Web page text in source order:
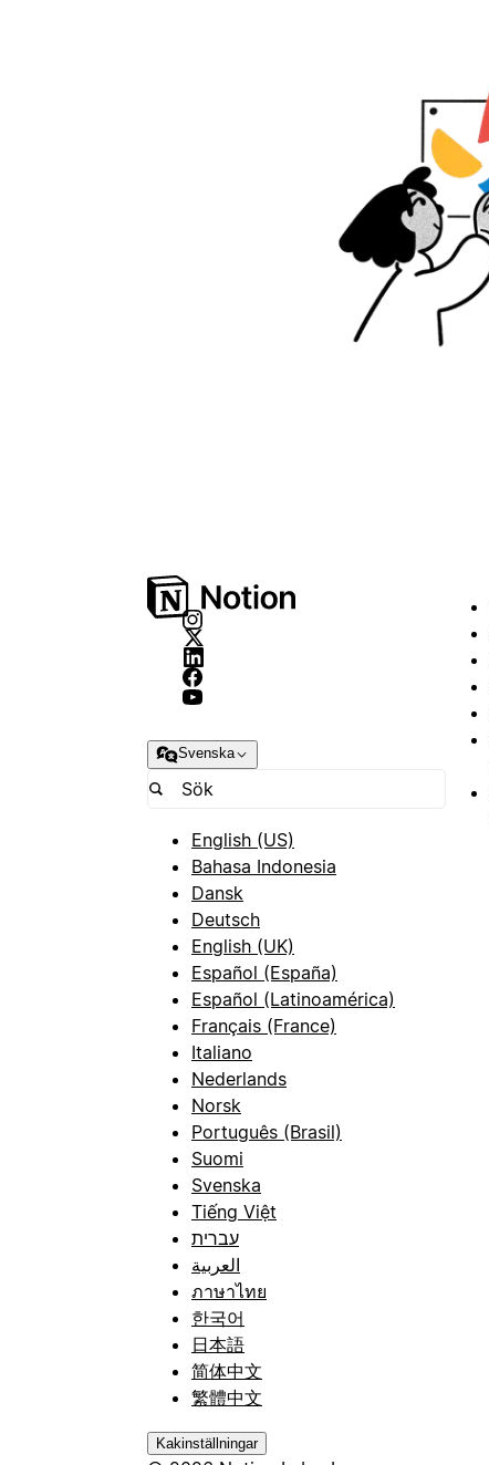
Svenska
English (US)
Bahasa Indonesia
Dansk
Deutsch
English (UK)
Español (España)
Español (Latinoamérica)
Français (France)
Italiano
Nederlands
Norsk
Português (Brasil)
Suomi
Svenska
Tiếng Việt
עברית
العربية
ภาษาไทย
한국어
日本語
简体中文
繁體中文
Kakinställningar